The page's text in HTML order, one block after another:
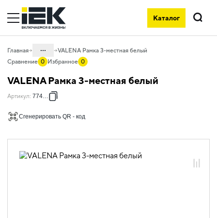
Каталог
Поиск
Главная ...
удлинители и силовые разъемы
06.01 Электроустановочные изделия
изделия скрытого монтажа VALENA
06.01.14.08 Рамки пластиковые
VALENA Рамка 3-местная белый
Сравнение 0 Избранное 0
VALENA Рамка 3-местная белый
Артикул: 774453
Сгенерировать QR - код